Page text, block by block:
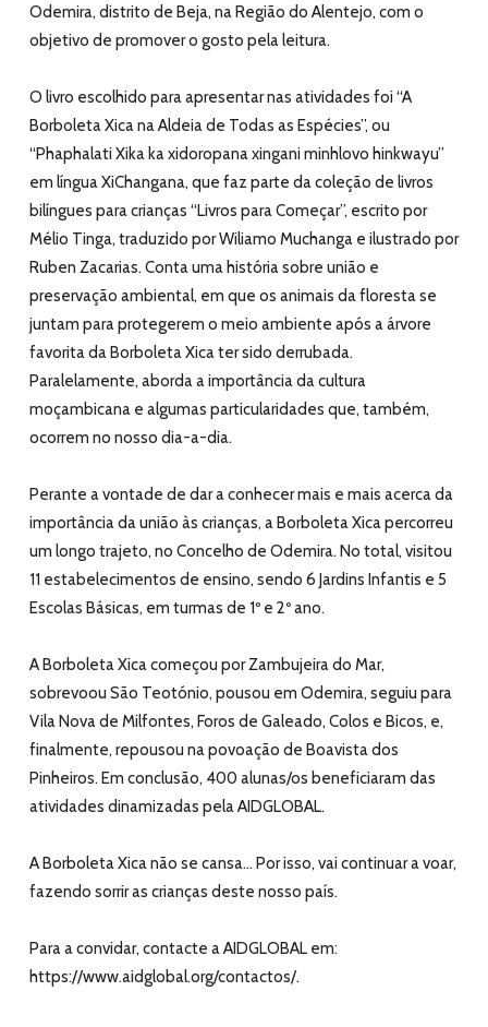
Odemira, distrito de Beja, na Região do Alentejo, com o
objetivo de promover o gosto pela leitura.
O livro escolhido para apresentar nas atividades foi “A
Borboleta Xica na Aldeia de Todas as Espécies”, ou
“Phaphalati Xika ka xidoropana xingani minhlovo hinkwayu”
em língua XiChangana, que faz parte da coleção de livros
bilíngues para crianças “Livros para Começar”, escrito por
Mélio Tinga, traduzido por Wiliamo Muchanga e ilustrado por
Ruben Zacarias. Conta uma história sobre união e
preservação ambiental, em que os animais da floresta se
juntam para protegerem o meio ambiente após a árvore
favorita da Borboleta Xica ter sido derrubada.
Paralelamente, aborda a importância da cultura
moçambicana e algumas particularidades que, também,
ocorrem no nosso dia-a-dia.
Perante a vontade de dar a conhecer mais e mais acerca da
importância da união às crianças, a Borboleta Xica percorreu
um longo trajeto, no Concelho de Odemira. No total, visitou
11 estabelecimentos de ensino, sendo 6 Jardins Infantis e 5
Escolas Básicas, em turmas de 1º e 2º ano.
A Borboleta Xica começou por Zambujeira do Mar,
sobrevoou São Teotónio, pousou em Odemira, seguiu para
Vila Nova de Milfontes, Foros de Galeado, Colos e Bicos, e,
finalmente, repousou na povoação de Boavista dos
Pinheiros. Em conclusão, 400 alunas/os beneficiaram das
atividades dinamizadas pela AIDGLOBAL.
A Borboleta Xica não se cansa… Por isso, vai continuar a voar,
fazendo sorrir as crianças deste nosso país.
Para a convidar, contacte a AIDGLOBAL em:
https://www.aidglobal.org/contactos/.